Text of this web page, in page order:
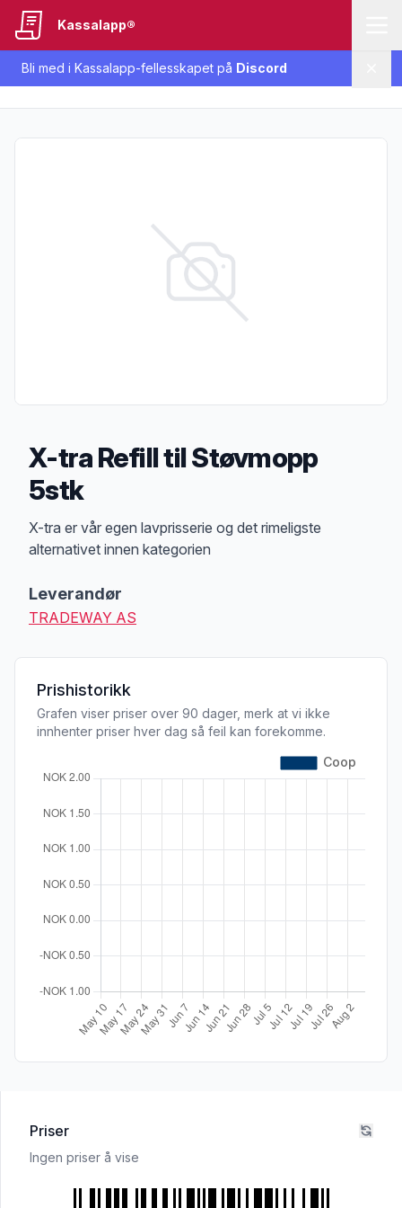
Bli med i Kassalapp-fellesskapet på Discord
Kassalapp®
X-tra Refill til Støvmopp
5stk
Produktbeskrivelse
X-tra er vår egen lavprisserie og det rimeligste
alternativet innen kategorien
Leverandør
TRADEWAY AS
Prishistorikk
Grafen viser priser over 90 dager, merk at vi ikke
innhenter priser hver dag så feil kan forekomme.
Priser
Ingen priser å vise